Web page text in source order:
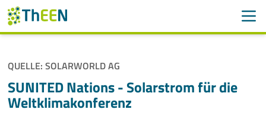
Navigation überspringen
ThEEN
Services
QUELLE: SOLARWORLD AG
SUNITED Nations - Solarstrom für die
Weltklimakonferenz